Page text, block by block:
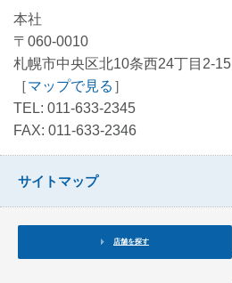
本社
〒060-0010
札幌市中央区北10条西24丁目2-15
［マップで見る ］
TEL: 011-633-2345
FAX: 011-633-2346
サイトマップ
店舗を探す